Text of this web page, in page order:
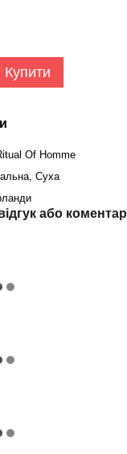
Купити
Of Homme
Суха
або коментар